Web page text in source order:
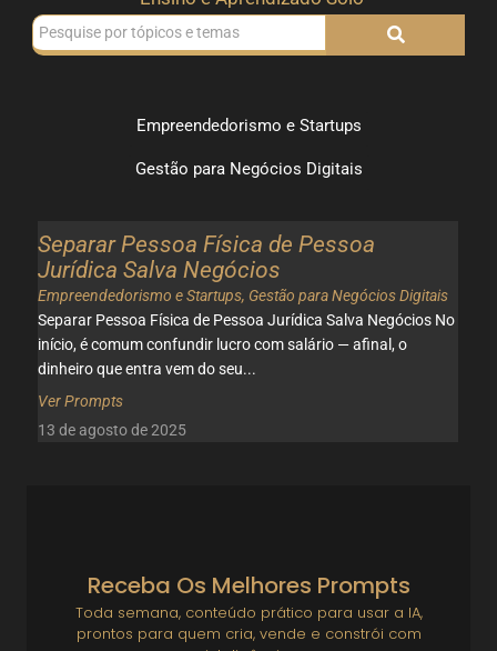
Empreendedorismo e Startups
Gestão para Negócios Digitais
Separar Pessoa Física de Pessoa
Jurídica Salva Negócios
Empreendedorismo e Startups, Gestão para Negócios Digitais
Separar Pessoa Física de Pessoa Jurídica Salva Negócios No
início, é comum confundir lucro com salário — afinal, o
dinheiro que entra vem do seu...
Ver Prompts
13 de agosto de 2025
Receba Os Melhores Prompts
Toda semana, conteúdo prático para usar a IA,
prontos para quem cria, vende e constrói com